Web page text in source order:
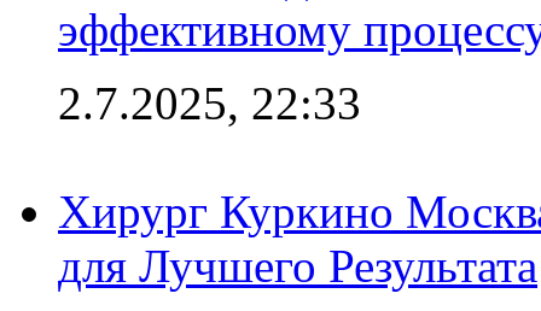
эффективному
2.7.2025, 22:33
Хирург Куркино
для Лучшего Результата